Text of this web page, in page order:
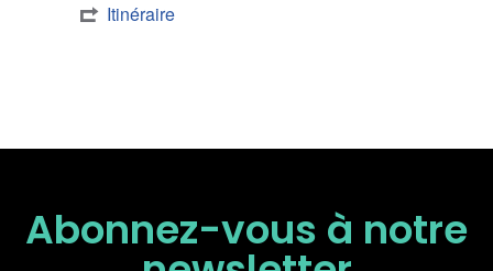
Itinéraire
Abonnez-vous à notre